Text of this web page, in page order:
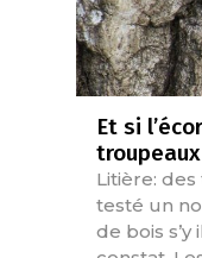
Et si
Litière:
testé un
de bois